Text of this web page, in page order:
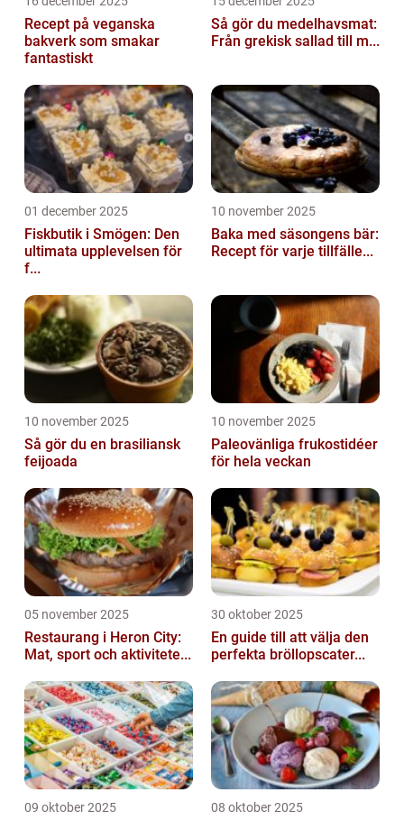
Recept på veganska
bakverk som smakar
fantastiskt
Så gör du medelhavsmat:
Från grekisk sallad till m...
01 december 2025
Fiskbutik i Smögen: Den
ultimata upplevelsen för
f...
10 november 2025
Baka med säsongens bär:
Recept för varje tillfälle...
10 november 2025
Så gör du en brasiliansk
feijoada
10 november 2025
Paleovänliga frukostidéer
för hela veckan
05 november 2025
Restaurang i Heron City:
Mat, sport och aktivitete...
30 oktober 2025
En guide till att välja den
perfekta bröllopscater...
09 oktober 2025 08 oktober 2025